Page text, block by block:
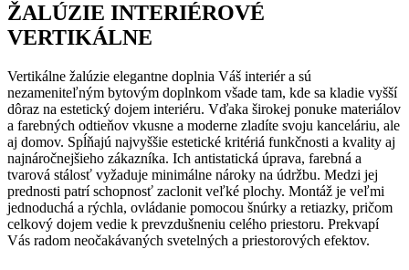
ŽALÚZIE INTERIÉROVÉ
VERTIKÁLNE
Vertikálne žalúzie elegantne doplnia Váš interiér a sú
nezameniteľným bytovým doplnkom všade tam, kde sa kladie vyšší
dôraz na estetický dojem interiéru. Vďaka širokej ponuke materiálov
a farebných odtieňov vkusne a moderne zladíte svoju kanceláriu, ale
aj domov. Spĺňajú najvyššie estetické kritériá funkčnosti a kvality aj
najnáročnejšieho zákazníka. Ich antistatická úprava, farebná a
tvarová stálosť vyžaduje minimálne nároky na údržbu. Medzi jej
prednosti patrí schopnosť zaclonit veľké plochy. Montáž je veľmi
jednoduchá a rýchla, ovládanie pomocou šnúrky a retiazky, pričom
celkový dojem vedie k prevzdušneniu celého priestoru. Prekvapí
Vás radom neočakávaných svetelných a priestorových efektov.